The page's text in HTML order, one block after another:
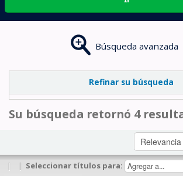
Búsqueda avanzada
Refinar su búsqueda
Su búsqueda retornó 4
| | Seleccionar títulos para: